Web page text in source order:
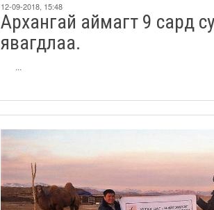
12-09-2018, 15:48
Aрхангай аймагт 9 сард
явагдлаа.
...